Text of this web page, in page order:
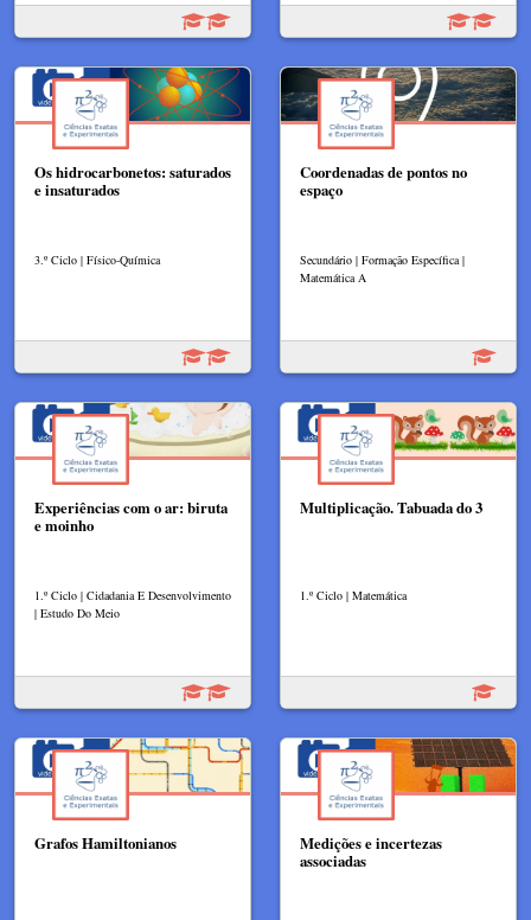
Os hidrocarbonetos: saturados
e insaturados
3.º Ciclo | Físico-Química
Coordenadas de pontos no
espaço
Secundário | Formação Específica |
Matemática A
Experiências com o ar: biruta
e moinho
1.º Ciclo | Cidadania E Desenvolvimento
| Estudo Do Meio
Multiplicação. Tabuada do 3
1.º Ciclo | Matemática
Grafos Hamiltonianos
Medições e incertezas
associadas